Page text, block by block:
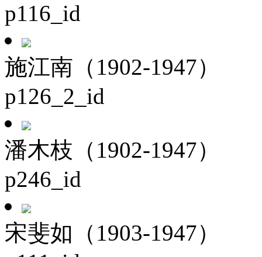
p116_id
施江南（1902-1947）
p126_2_id
潘木枝（1902-1947）
p246_id
宋斐如（1903-1947）